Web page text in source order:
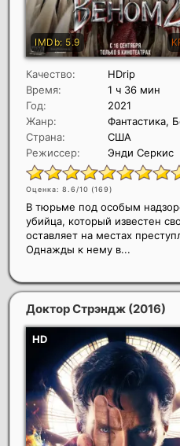
Качество:
HDrip
Время:
1 ч 36 мин
Год:
2021
Жанр:
Фантастика,
Страна:
США
Режиссер:
Энди Серкис
Оценка: 8.6/10 (169)
В тюрьме под особым
убийца, который известен
оставляет на местах
Однажды к нему в...
Доктор Стрэндж (2016)